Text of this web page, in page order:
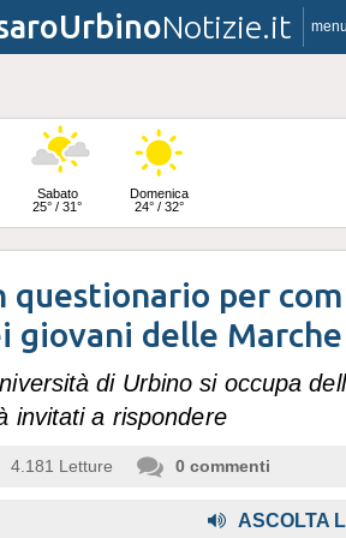
Notizie.it menu
Sabato
25° / 31°
Domenica
24° / 32°
questionario per
giovani delle Marche
di Urbino si occupa
invitati a rispondere
4.181 Letture 0 commenti
ASCOLTA